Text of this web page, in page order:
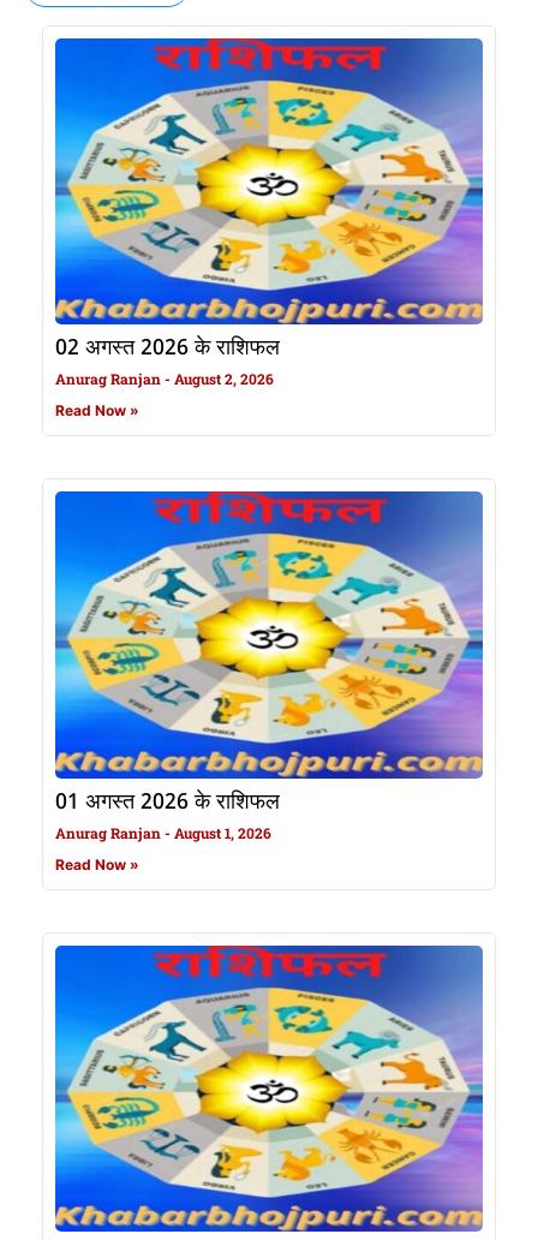
02 अगस्त 2026 के राशिफल
Anurag Ranjan August 2, 2026
Read Now »
01 अगस्त 2026 के राशिफल
Anurag Ranjan August 1, 2026
Read Now »